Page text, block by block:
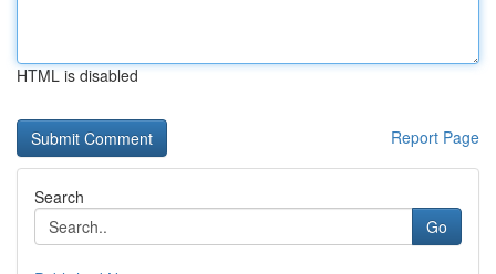
HTML is disabled
Report Page
Search
Go